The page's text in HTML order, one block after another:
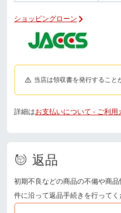
ショッピングローン
当店は領収書を発行すること
詳細はお支払いについて - ご利用
返品
初期不良などの商品の不備や商
件に沿って返品手続きを行ってく